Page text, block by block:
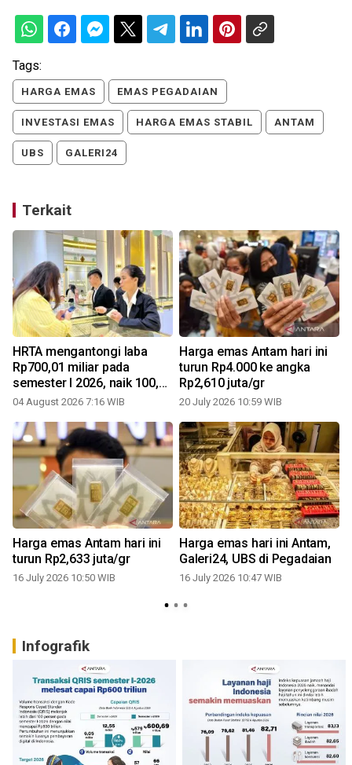
Tags:
HARGA EMAS EMAS PEGADAIAN
INVESTASI EMAS HARGA EMAS STABIL ANTAM
UBS GALERI24
Terkait
HRTA mengantongi laba
Rp700,01 miliar pada
semester I 2026, naik 100,86
persen
04 August 2026 7:16 WIB
Harga emas Antam hari ini
turun Rp4.000 ke angka
Rp2,610 juta/gr
20 July 2026 10:59 WIB
Harga emas Antam hari ini
turun Rp2,633 juta/gr
16 July 2026 10:50 WIB
Harga emas hari ini Antam,
Galeri24, UBS di Pegadaian
16 July 2026 10:47 WIB
Infografik